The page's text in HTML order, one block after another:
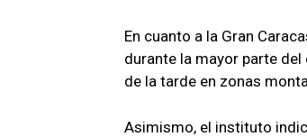
En cuanto a la Gran
durante la mayor parte
de la tarde en zonas
Asimismo, el instituto